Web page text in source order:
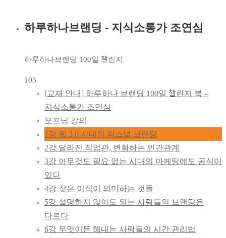
퍼스널브랜딩
전문가
조연심의
하루하나브랜딩
100일
하브챌린지
하루하나브랜딩 - 지식소통가 조연심
하루하나브랜딩 100일 챌린지
103
[교재 안내] 하루하나 브랜딩 100일 챌린지 북 –
지식소통가 조연심
오프닝 강의
1강 웹 3.0 시대의 퍼스널 브랜딩
2강 달라진 직업관, 변화하는 인간관계
3강 아무것도 필요 없는 시대의 마케팅에도 공식이
있다
4강 잦은 이직이 의미하는 것들
5강 설명하지 않아도 되는 사람들의 브랜딩은
다르다
6강 무엇이든 해내는 사람들의 시간 관리법